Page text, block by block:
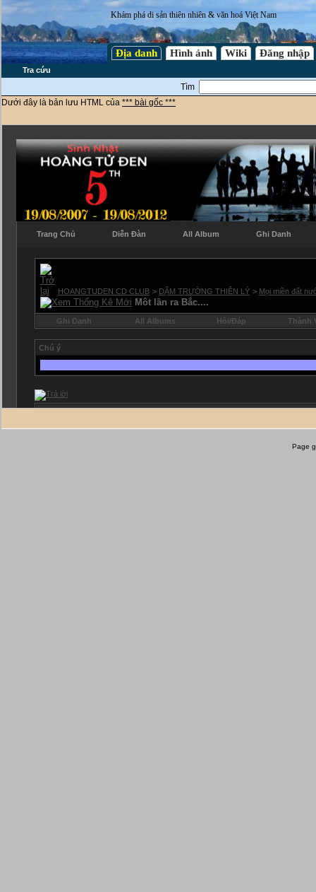
Khám phá di sản thiên nhiên & văn hoá Việt Nam
Địa danh Hình ảnh Wiki Đăng nhập
Tra cứu
Tìm
Dưới đây là bản lưu HTML của *** bài gốc ***
Page